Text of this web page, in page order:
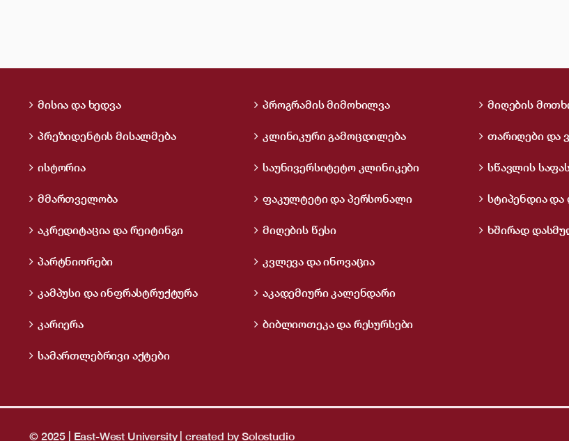
მისია და ხედვა
პრეზიდენტის მისალმება
ისტორია
მმართველობა
აკრედიტაცია და რეიტინგი
პარტნიორები
კამპუსი და ინფრასტრუქტურა
კარიერა
სამართლებრივი აქტები
პროგრამის მიმოხილვა
კლინიკური გამოცდილება
საუნივერსიტეტო კლინიკები
ფაკულტეტი და პერსონალი
მიღების წესი
კვლევა და ინოვაცია
აკადემიური კალენდარი
ბიბლიოთეკა და რესურსები
მიღების
თარიღები და
სწავლის
სტიპენდია და
ხშირად
© 2025 | East-West University | created bySolostudio